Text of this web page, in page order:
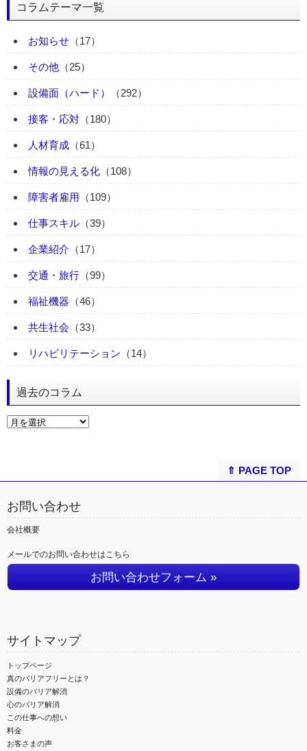
コラムテーマ一覧
お知らせ （17）
その他 （25）
設備面（ハード） （292）
接客・応対 （180）
人材育成 （61）
情報の見える化 （108）
障害者雇用 （109）
仕事スキル （39）
企業紹介 （17）
交通・旅行 （99）
福祉機器 （46）
共生社会 （33）
リハビリテーション （14）
過去のコラム
⇑ PAGE TOP
お問い合わせ
会社概要
メールでのお問い合わせはこちら
お問い合わせフォーム »
サイトマップ
トップページ
真のバリアフリーとは？
設備のバリア解消
心のバリア解消
この仕事への想い
料金
お客さまの声